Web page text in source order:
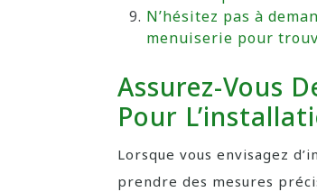
N’hésitez pas à
menuiserie pour
Assurez-Vous
Pour
Lorsque vous envisagez
prendre des mesures